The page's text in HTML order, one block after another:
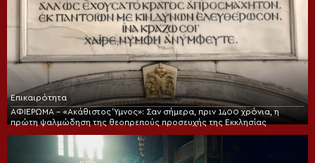
Επικαιρότητα
ΑΦΙΕΡΩΜΑ – «Ακάθιστος Ύμνος»: Σαν σήμερα, πριν 1400 χρόνια, η
πρώτη ψαλμώδηση της θεοπρεπούς προσευχής της Εκκλησίας